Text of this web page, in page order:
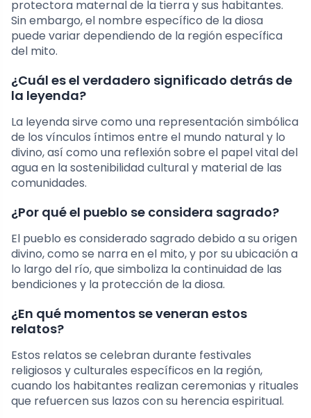
protectora maternal de la tierra y sus habitantes.
Sin embargo, el nombre específico de la diosa
puede variar dependiendo de la región específica
del mito.
¿Cuál es el verdadero significado detrás de
la leyenda?
La leyenda sirve como una representación simbólica
de los vínculos íntimos entre el mundo natural y lo
divino, así como una reflexión sobre el papel vital del
agua en la sostenibilidad cultural y material de las
comunidades.
¿Por qué el pueblo se considera sagrado?
El pueblo es considerado sagrado debido a su origen
divino, como se narra en el mito, y por su ubicación a
lo largo del río, que simboliza la continuidad de las
bendiciones y la protección de la diosa.
¿En qué momentos se veneran estos
relatos?
Estos relatos se celebran durante festivales
religiosos y culturales específicos en la región,
cuando los habitantes realizan ceremonias y rituales
que refuercen sus lazos con su herencia espiritual.